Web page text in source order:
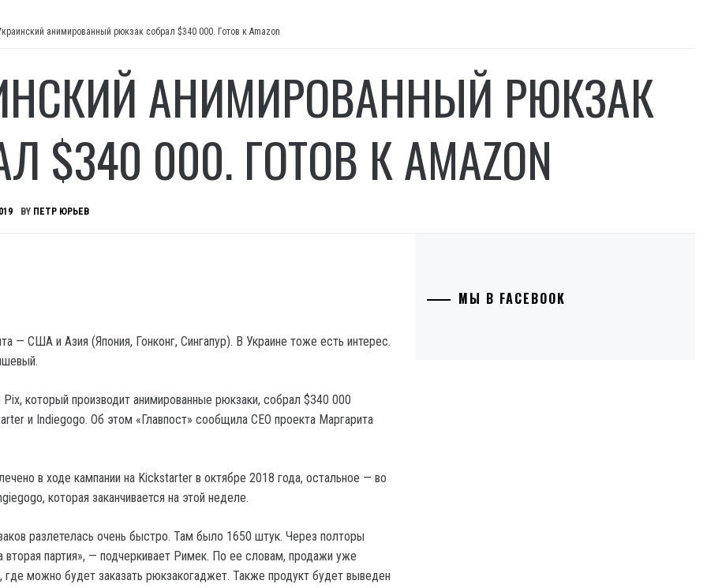
анимированный рюкзак собрал $340 000. Готов к Amazon
АНИМИРОВАННЫЙ РЮКЗАК
$340 000. ГОТОВ К AMAZON
BY ПЕТР ЮРЬЕВ
— США и Азия (Япония, Гонконг, Сингапур). В Украине тоже есть интерес.
Pix, который производит анимированные рюкзаки, собрал $340 000
и Indiegogo. Об этом «Главпост» сообщила СЕО проекта Маргарита
в ходе кампании на Kickstarter в октябре 2018 года, остальное — во
которая заканчивается на этой неделе.
разлетелась очень быстро. Там было 1650 штук. Через полторы
вторая партия», — подчеркивает Римек. По ее словам, продажи уже
где можно будет заказать рюкзакогаджет. Также продукт будет выведен
МЫ В FACEBOOK